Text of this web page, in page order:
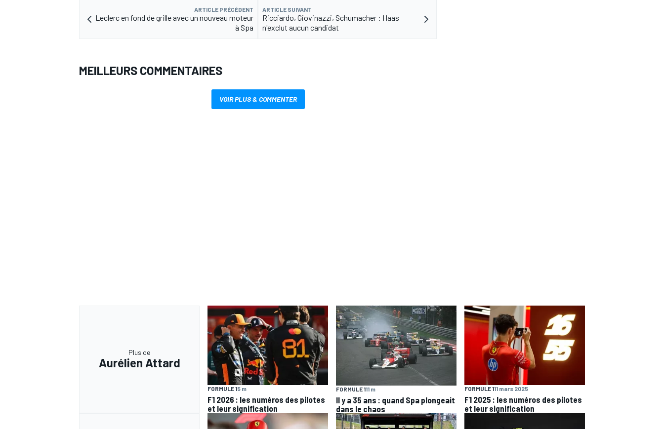
ARTICLE PRÉCÉDENT
Leclerc en fond de grille avec un nouveau moteur
à Spa
ARTICLE SUIVANT
Ricciardo, Giovinazzi, Schumacher : Haas
n'exclut aucun candidat
MEILLEURS COMMENTAIRES
VOIR PLUS & COMMENTER
Plus de
Aurélien Attard
FORMULE 15 m
F1 2026 : les numéros des pilotes
et leur signification
FORMULE 111 m
Il y a 35 ans : quand Spa plongeait
dans le chaos
FORMULE 111 mars 2025
F1 2025 : les numéros des pilotes
et leur signification